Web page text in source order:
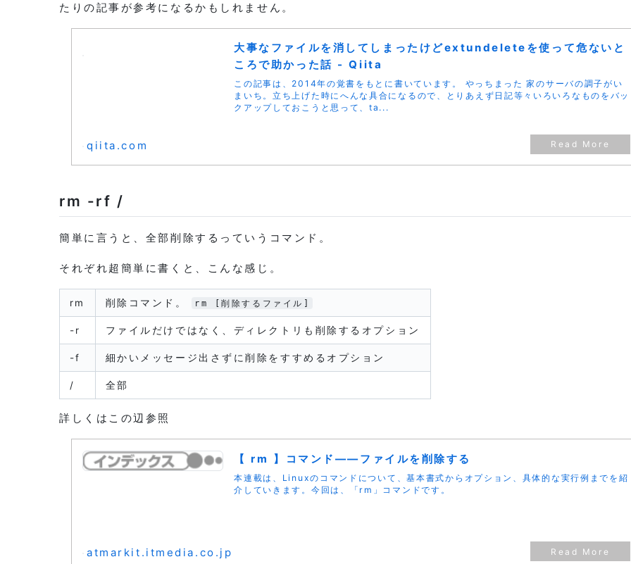
たりの記事が参考になるかもしれません。
大事なファイルを消してしまったけどextundeleteを使って危ないと
ころで助かった話 - Qiita
この記事は、2014年の覚書をもとに書いています。 やっちまった 家のサーバの調子がい
まいち。立ち上げた時にへんな具合になるので、とりあえず日記等々いろいろなものをバッ
クアップしておこうと思って、ta...
qiita.com
rm -rf /
簡単に言うと、全部削除するっていうコマンド。
それぞれ超簡単に書くと、こんな感じ。
rm 削除コマンド。 rm [削除するファイル]
-r ファイルだけではなく、ディレクトリも削除するオプション
-f 細かいメッセージ出さずに削除をすすめるオプション
/ 全部
詳しくはこの辺参照
【 rm 】コマンド――ファイルを削除する
本連載は、Linuxのコマンドについて、基本書式からオプション、具体的な実行例までを紹
介していきます。今回は、「rm」コマンドです。
atmarkit.itmedia.co.jp